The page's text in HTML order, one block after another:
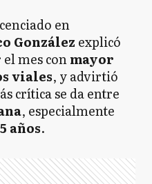
en
González explicó
mes conmayor
viales, y advirtió
crítica se da entre
, especialmente
años.